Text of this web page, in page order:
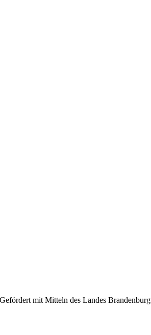
Gefördert mit Mitteln des Landes Brandenburg